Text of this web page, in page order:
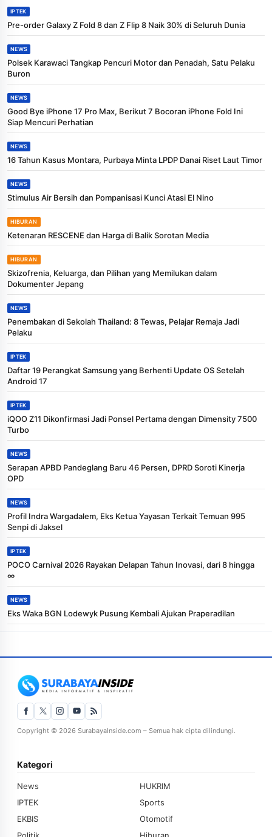
IPTEK
Pre-order Galaxy Z Fold 8 dan Z Flip 8 Naik 30% di Seluruh Dunia
NEWS
Polsek Karawaci Tangkap Pencuri Motor dan Penadah, Satu Pelaku
Buron
NEWS
Good Bye iPhone 17 Pro Max, Berikut 7 Bocoran iPhone Fold Ini
Siap Mencuri Perhatian
NEWS
16 Tahun Kasus Montara, Purbaya Minta LPDP Danai Riset Laut Timor
NEWS
Stimulus Air Bersih dan Pompanisasi Kunci Atasi El Nino
HIBURAN
Ketenaran RESCENE dan Harga di Balik Sorotan Media
HIBURAN
Skizofrenia, Keluarga, dan Pilihan yang Memilukan dalam
Dokumenter Jepang
NEWS
Penembakan di Sekolah Thailand: 8 Tewas, Pelajar Remaja Jadi
Pelaku
IPTEK
Daftar 19 Perangkat Samsung yang Berhenti Update OS Setelah
Android 17
IPTEK
iQOO Z11 Dikonfirmasi Jadi Ponsel Pertama dengan Dimensity 7500
Turbo
NEWS
Serapan APBD Pandeglang Baru 46 Persen, DPRD Soroti Kinerja
OPD
NEWS
Profil Indra Wargadalem, Eks Ketua Yayasan Terkait Temuan 995
Senpi di Jaksel
IPTEK
POCO Carnival 2026 Rayakan Delapan Tahun Inovasi, dari 8 hingga
∞
NEWS
Eks Waka BGN Lodewyk Pusung Kembali Ajukan Praperadilan
Copyright © 2026 SurabayaInside.com – Semua hak cipta dilindungi.
Kategori
News
HUKRIM
IPTEK
Sports
EKBIS
Otomotif
Politik
Hiburan